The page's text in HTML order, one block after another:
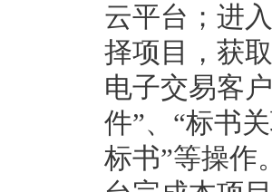
云平台；进
择项目，获
电子交易客
件”、“标书
标书”等操作